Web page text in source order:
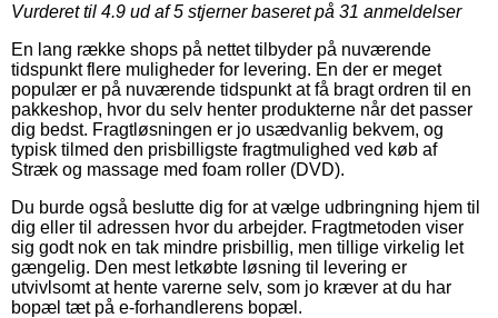
Vurderet til 4.9 ud af 5 stjerner baseret på 31 anmeldelser
En lang række shops på nettet tilbyder på nuværende
tidspunkt flere muligheder for levering. En der er meget
populær er på nuværende tidspunkt at få bragt ordren til en
pakkeshop, hvor du selv henter produkterne når det passer
dig bedst. Fragtløsningen er jo usædvanlig bekvem, og
typisk tilmed den prisbilligste fragtmulighed ved køb af
Stræk og massage med foam roller (DVD).
Du burde også beslutte dig for at vælge udbringning hjem til
dig eller til adressen hvor du arbejder. Fragtmetoden viser
sig godt nok en tak mindre prisbillig, men tillige virkelig let
gængelig. Den mest letkøbte løsning til levering er
utvivlsomt at hente varerne selv, som jo kræver at du har
bopæl tæt på e-forhandlerens bopæl.